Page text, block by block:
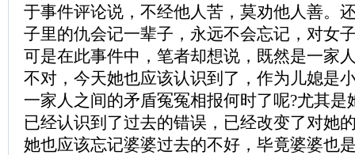
于事件评论说，不经他人苦，莫劝他人善。
子里的仇会记一辈子，永远不会忘记，对女
可是在此事件中，笔者却想说，既然是一家
不对，今天她也应该认识到了，作为儿媳是
一家人之间的矛盾冤冤相报何时了呢?尤其是
已经认识到了过去的错误，已经改变了对她
她也应该忘记婆婆过去的不好，毕竟婆婆也